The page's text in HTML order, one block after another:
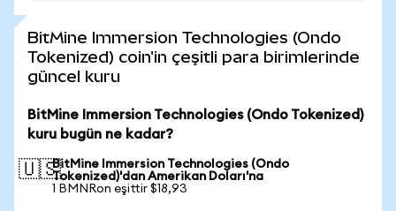
BitMine Immersion Technologies (Ondo
Tokenized) coin'in çeşitli para birimlerinde
güncel kuru
BitMine Immersion Technologies (Ondo Tokenized)
kuru bugün ne kadar?
🇺🇸BitMine Immersion Technologies (Ondo
Tokenized)'dan Amerikan Doları'na
1 BMNRon eşittir $18,93